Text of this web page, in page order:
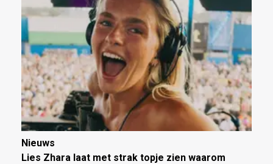
Nieuws
Lies Zhara laat met strak topje zien waarom